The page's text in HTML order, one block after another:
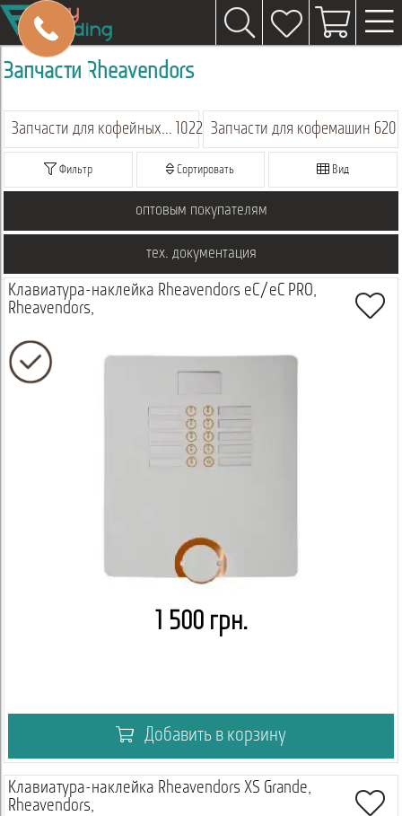
Запчасти Rheavendors
Запчасти для кофейных автоматов 1022 Запчасти для кофемашин 620
Фильтр Сортировать Вид
оптовым покупателям
тех. документация
Клавиатура-наклейка Rheavendors eC/eC PRO,
Rheavendors,
1 500 грн.
Добавить в корзину
Клавиатура-наклейка Rheavendors XS Grande,
Rheavendors,